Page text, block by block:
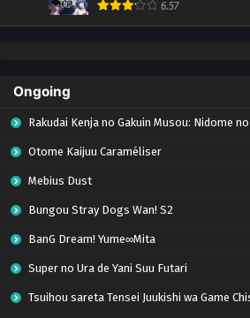
6.57
Ongoing
Rakudai Kenja no Gakuin Musou: Nidome no Tensei, S-Rank Cheat Majutsushi
Otome Kaijuu Caraméliser
Mebius Dust
Bungou Stray Dogs Wan! S2
BanG Dream! Yume∞Mita
Super no Ura de Yani Suu Futari
Tsuihou sareta Tensei Juukishi wa Game Chishiki de Musou